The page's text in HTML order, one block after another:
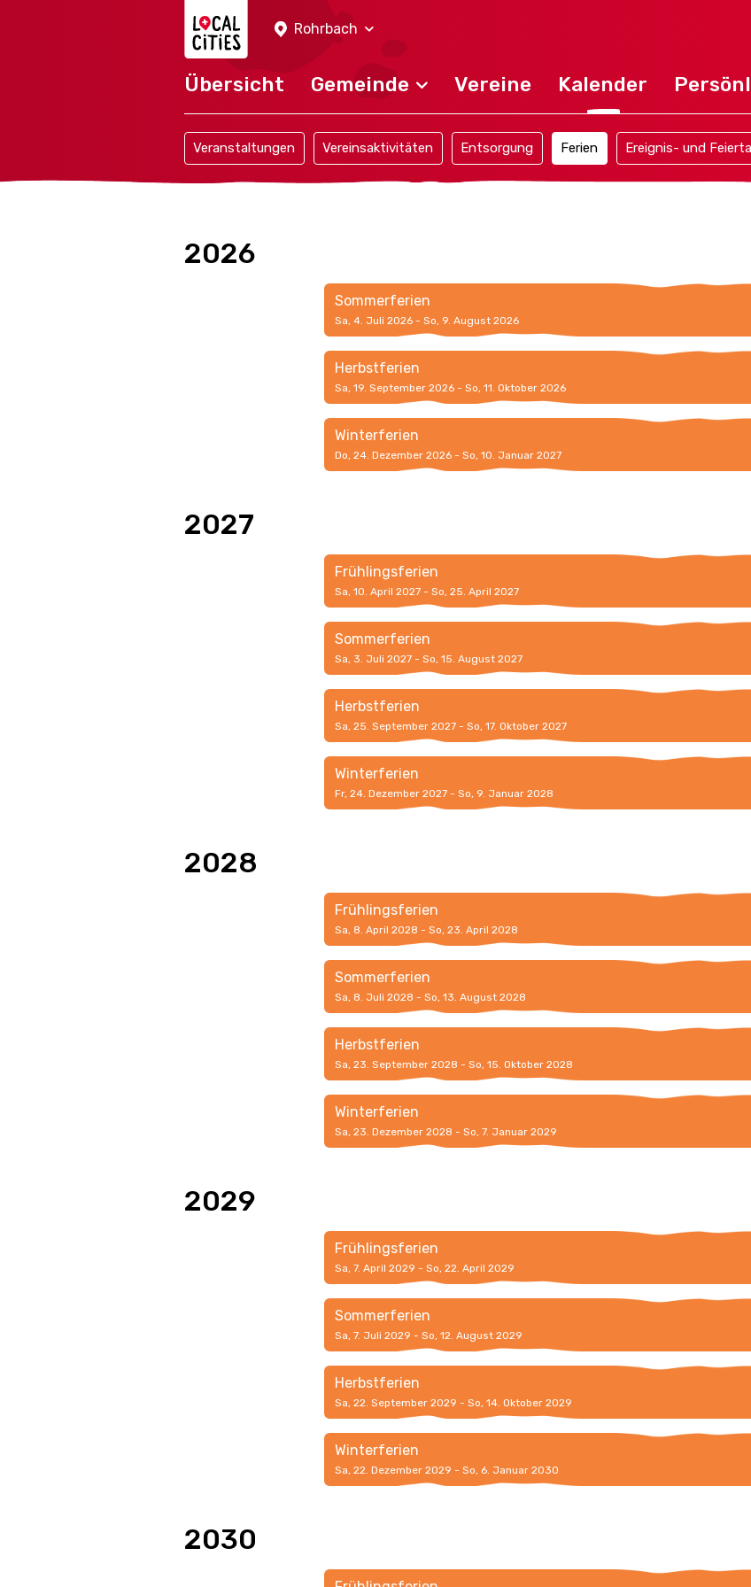
Rohrbach
Übersicht Gemeinde Vereine Kalender
Veranstaltungen Vereinsaktivitäten Entsorgung Ferien Ereignis- und
2026
Sommerferien
Sa, 4. Juli 2026 - So, 9. August 2026
Herbstferien
Sa, 19. September 2026 - So, 11. Oktober 2026
Winterferien
Do, 24. Dezember 2026 - So, 10. Januar 2027
2027
Frühlingsferien
Sa, 10. April 2027 - So, 25. April 2027
Sommerferien
Sa, 3. Juli 2027 - So, 15. August 2027
Herbstferien
Sa, 25. September 2027 - So, 17. Oktober 2027
Winterferien
Fr, 24. Dezember 2027 - So, 9. Januar 2028
2028
Frühlingsferien
Sa, 8. April 2028 - So, 23. April 2028
Sommerferien
Sa, 8. Juli 2028 - So, 13. August 2028
Herbstferien
Sa, 23. September 2028 - So, 15. Oktober 2028
Winterferien
Sa, 23. Dezember 2028 - So, 7. Januar 2029
2029
Frühlingsferien
Sa, 7. April 2029 - So, 22. April 2029
Sommerferien
Sa, 7. Juli 2029 - So, 12. August 2029
Herbstferien
Sa, 22. September 2029 - So, 14. Oktober 2029
Winterferien
Sa, 22. Dezember 2029 - So, 6. Januar 2030
2030